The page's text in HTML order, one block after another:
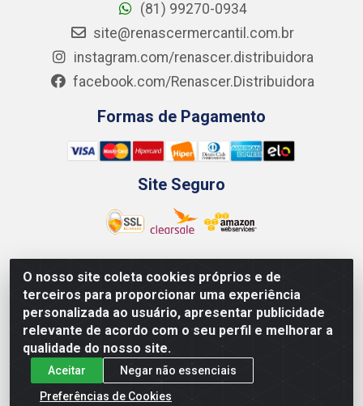
O nosso site coleta cookies próprios e de
terceiros para proporcionar uma experiência
personalizada ao usuário, apresentar publicidade
relevante de acordo com o seu perfil e melhorar a
qualidade do nosso site.
Aceitar
Negar não essenciais
Preferências de Cookies
(81) 99270-0934
site@renascermercantil.com.br
instagram.com/renascer.distribuidora
facebook.com/Renascer.Distribuidora
Formas de Pagamento
Site Seguro
Renascer Distribuidora - Rua São Miguel, 1845 -
Afogados - Recife / PE - CEP 50850-000 - CNPJ
07.264.693/0001-79